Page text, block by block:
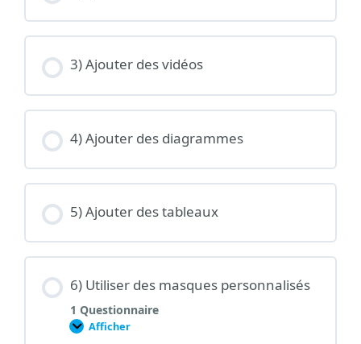
3) Ajouter des vidéos
4) Ajouter des diagrammes
5) Ajouter des tableaux
6) Utiliser des masques personnalisés
1 Questionnaire
Afficher
6)